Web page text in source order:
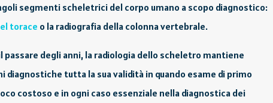
segmenti scheletrici del corpo umano a scopo diagnostico:
torace o la radiografia della colonna vertebrale.
passare degli anni, la radiologia dello scheletro mantiene
diagnostiche tutta la sua validità in quando esame di primo
costoso e in ogni caso essenziale nella diagnostica dei